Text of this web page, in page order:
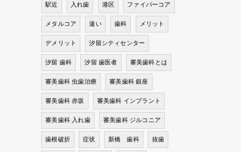
駅近 入れ歯 港区 ファイバーコア
メタルコア 違い 歯科 メリット
デメリット 汐留シティセンター
汐留 歯科 汐留 歯医者 審美歯科とは
審美歯科 虫歯治療 審美歯科 銀座
審美歯科 赤坂 審美歯科 インプラント
審美歯科 入れ歯 審美歯科 ジルコニア
歯根破折 症状 新橋 歯科 抜歯